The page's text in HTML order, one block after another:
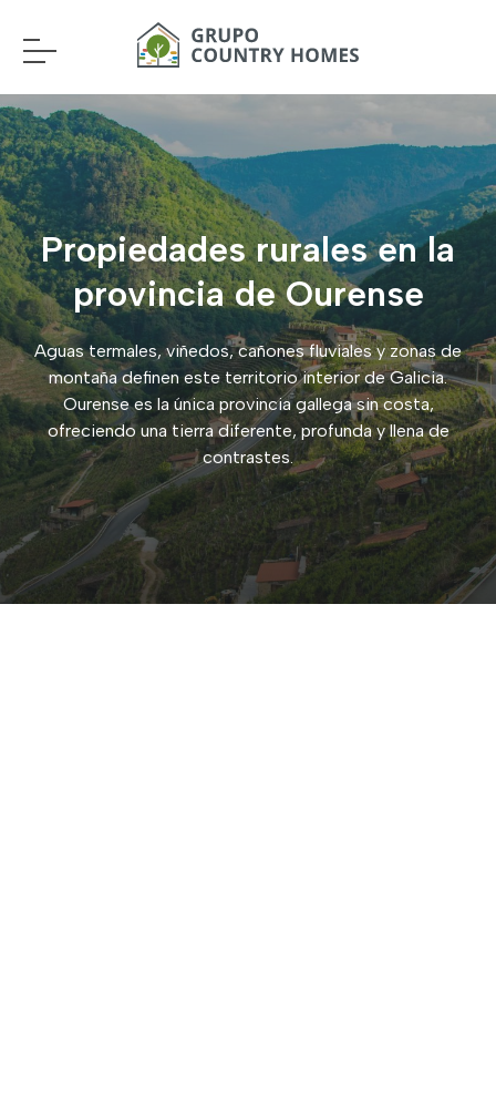
Propiedades rurales en la
provincia de Ourense
Aguas termales, viñedos, cañones fluviales y zonas de
montaña definen este territorio interior de Galicia.
Ourense es la única provincia gallega sin costa,
ofreciendo una tierra diferente, profunda y llena de
contrastes.